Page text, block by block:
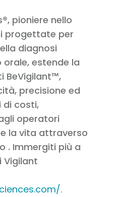
pioniere nello
progettate per
diagnosi
estende la
BeVigilant™,
precisione ed
di costi,
operatori
la vita attraverso
. Immergiti più a
Vigilant
.